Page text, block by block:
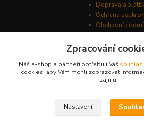
Doprava a
Ochrana
Obchodní
Zpracování
Náš e-shop a partneři potřebují Váš souhlas
cookies, aby Vám mohli zobrazovat
zájmů.
Nastavení